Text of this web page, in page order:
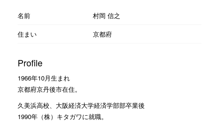
名前
村岡 信之
住まい
京都府
Profile
1966年10月生まれ
京都府京丹後市在住。
久美浜高校、大阪経済大学経済学部部卒業後
1990年（株）キタガワに就職。